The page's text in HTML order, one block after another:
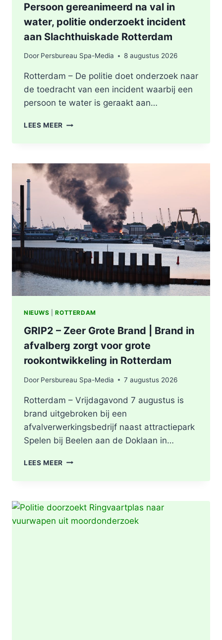
Persoon gereanimeerd na val in
water, politie onderzoekt incident
aan Slachthuiskade Rotterdam
Door Persbureau Spa-Media 8 augustus 2026
Rotterdam – De politie doet onderzoek naar
de toedracht van een incident waarbij een
persoon te water is geraakt aan…
LEES MEER PERSOON
IN
WATER,
POLITIE
ONDERZOEKT
INCIDENT
AAN
SLACHTHUISKADE
ROTTERDAM
NIEUWS |ROTTERDAM
GRIP2 – Zeer Grote Brand | Brand in
afvalberg zorgt voor grote
rookontwikkeling in Rotterdam
Door Persbureau Spa-Media 7 augustus 2026
Rotterdam – Vrijdagavond 7 augustus is
brand uitgebroken bij een
afvalverwerkingsbedrijf naast attractiepark
Spelen bij Beelen aan de Doklaan in…
LEES MEER GRIP2
BRAND
|
BRAND